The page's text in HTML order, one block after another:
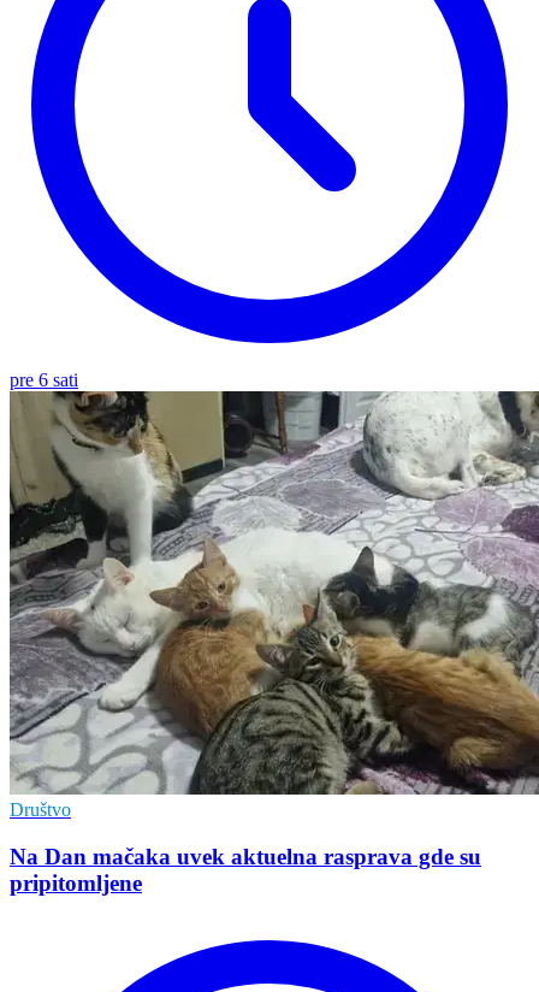
pre 6 sati
Društvo
Na Dan mačaka uvek aktuelna rasprava gde su
pripitomljene